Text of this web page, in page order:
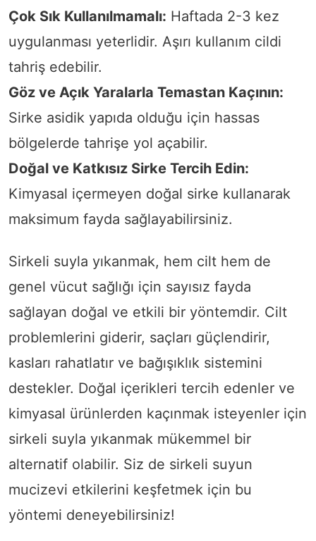
Çok Sık Kullanılmamalı: Haftada 2-3 kez
uygulanması yeterlidir. Aşırı kullanım cildi
tahriş edebilir.
Göz ve Açık Yaralarla Temastan Kaçının:
Sirke asidik yapıda olduğu için hassas
bölgelerde tahrişe yol açabilir.
Doğal ve Katkısız Sirke Tercih Edin:
Kimyasal içermeyen doğal sirke kullanarak
maksimum fayda sağlayabilirsiniz.
Sirkeli suyla yıkanmak, hem cilt hem de
genel vücut sağlığı için sayısız fayda
sağlayan doğal ve etkili bir yöntemdir. Cilt
problemlerini giderir, saçları güçlendirir,
kasları rahatlatır ve bağışıklık sistemini
destekler. Doğal içerikleri tercih edenler ve
kimyasal ürünlerden kaçınmak isteyenler için
sirkeli suyla yıkanmak mükemmel bir
alternatif olabilir. Siz de sirkeli suyun
mucizevi etkilerini keşfetmek için bu
yöntemi deneyebilirsiniz!